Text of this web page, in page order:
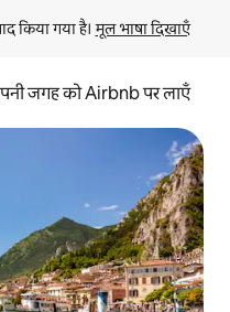
किया गया है। मूल भाषा दिखाएँ
जगह को Airbnb पर लाएँ